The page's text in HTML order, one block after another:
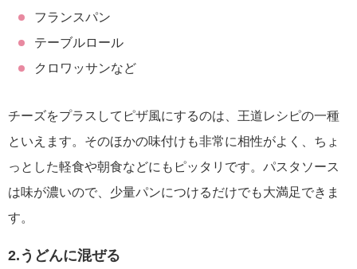
フランスパン
テーブルロール
クロワッサンなど
チーズをプラスしてピザ風にするのは、王道レシピの一種
といえます。そのほかの味付けも非常に相性がよく、ちょ
っとした軽食や朝食などにもピッタリです。パスタソース
は味が濃いので、少量パンにつけるだけでも大満足できま
す。
2.うどんに混ぜる